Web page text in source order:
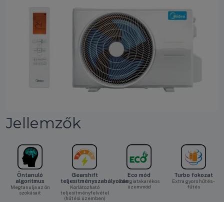
Jellemzők
Öntanuló
algoritmus
Megtanulja az ön
szokásait
Gearshift
teljesítményszabályozás
Korlátozható
teljesítményfelvétel
(hűtési üzemben)
Eco mód
Energiatakarékos
üzemmód
Turbo fokozat
Extra gyors hűtés -
fűtés